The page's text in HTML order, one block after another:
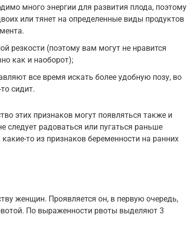
много энергии для развития плода, поэтому
или тянет на определенные виды продуктов
резкости (поэтому вам могут не нравится
как и наоборот);
все время искать более удобную позу, во
сидит.
этих признаков могут появляться также и
следует радоваться или пугаться раньше
то из признаков беременности на ранних
женщин. Проявляется он, в первую очередь,
По выраженности рвоты выделяют 3